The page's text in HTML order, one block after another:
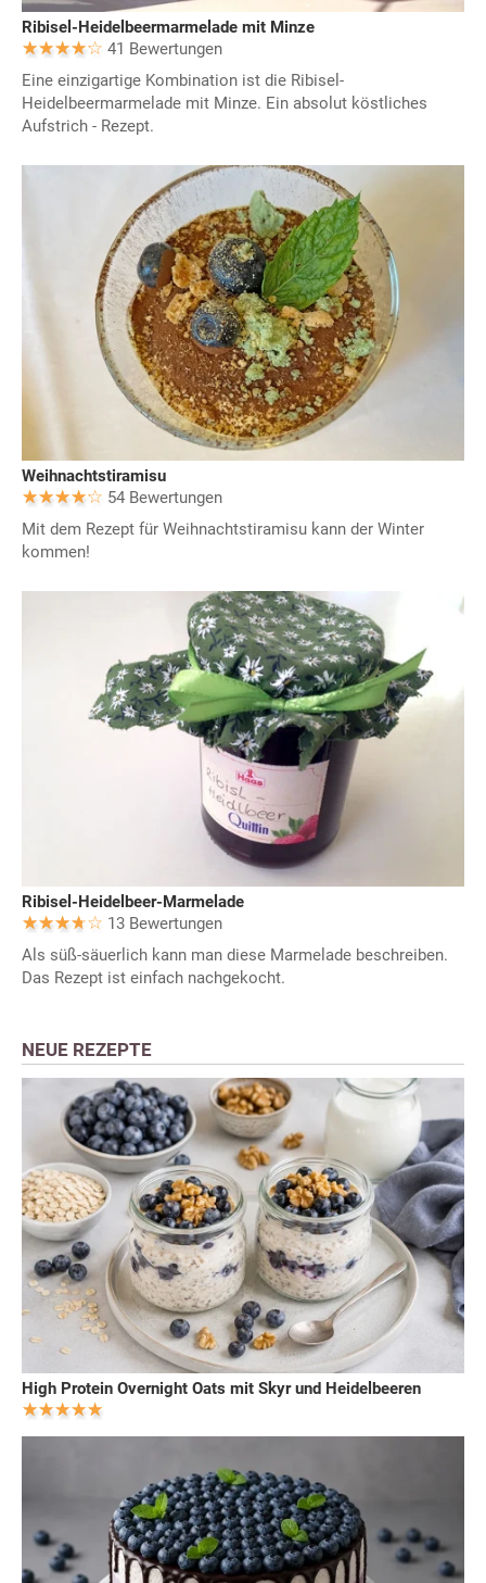
Ribisel-Heidelbeermarmelade mit Minze
41 Bewertungen
Eine einzigartige Kombination ist die Ribisel-
Heidelbeermarmelade mit Minze. Ein absolut köstliches
Aufstrich - Rezept.
Weihnachtstiramisu
54 Bewertungen
Mit dem Rezept für Weihnachtstiramisu kann der Winter
kommen!
Ribisel-Heidelbeer-Marmelade
13 Bewertungen
Als süß-säuerlich kann man diese Marmelade beschreiben.
Das Rezept ist einfach nachgekocht.
NEUE REZEPTE
High Protein Overnight Oats mit Skyr und Heidelbeeren